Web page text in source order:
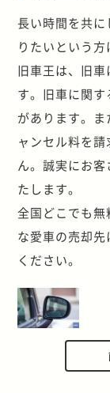
長い時間を共
りたいという方
旧車王は、旧
す。旧車に関
があります。
ャンセル料を
ん。誠実にお
たします。
全国どこでも
な愛車の売却
ください。